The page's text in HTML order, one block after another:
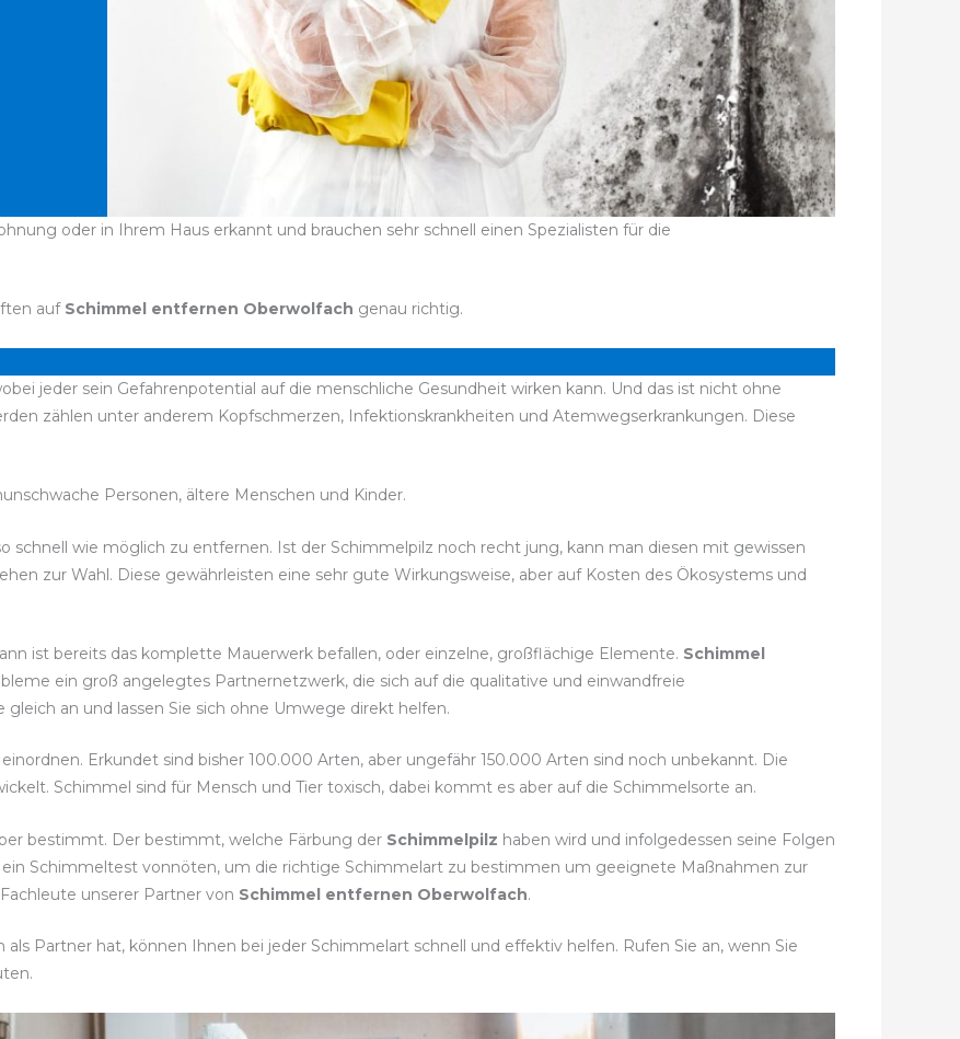
oder in Ihrem Haus erkannt und brauchen sehr schnell einen Spezialisten für die
auf Schimmel entfernen Oberwolfach genau richtig.
jeder sein Gefahrenpotential auf die menschliche Gesundheit wirken kann. Und das ist nicht ohne
zählen unter anderem Kopfschmerzen, Infektionskrankheiten und Atemwegserkrankungen. Diese
Personen, ältere Menschen und Kinder.
schnell wie möglich zu entfernen. Ist der Schimmelpilz noch recht jung, kann man diesen mit gewissen
zur Wahl. Diese gewährleisten eine sehr gute Wirkungsweise, aber auf Kosten des Ökosystems und
ist bereits das komplette Mauerwerk befallen, oder einzelne, großflächige Elemente. Schimmel
ein groß angelegtes Partnernetzwerk, die sich auf die qualitative und einwandfreie
an und lassen Sie sich ohne Umwege direkt helfen.
Erkundet sind bisher 100.000 Arten, aber ungefähr 150.000 Arten sind noch unbekannt. Die
Schimmel sind für Mensch und Tier toxisch, dabei kommt es aber auf die Schimmelsorte an.
bestimmt. Der bestimmt, welche Färbung der Schimmelpilz haben wird und infolgedessen seine Folgen
ein Schimmeltest vonnöten, um die richtige Schimmelart zu bestimmen um geeignete Maßnahmen zur
unserer Partner von Schimmel entfernen Oberwolfach.
Partner hat, können Ihnen bei jeder Schimmelart schnell und effektiv helfen. Rufen Sie an, wenn Sie